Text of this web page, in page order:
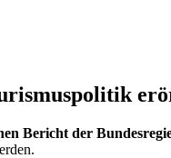
Bericht der